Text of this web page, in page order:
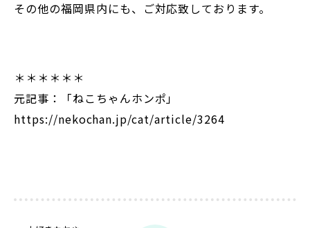
その他の福岡県内にも、ご対応致しております。
＊＊＊＊＊＊
元記事：「ねこちゃんホンポ」
https://nekochan.jp/cat/article/3264